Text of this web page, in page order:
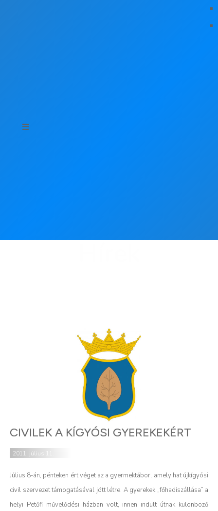
CIVILEK A KÍGYÓSI GYEREKEKÉRT
2011. július 11.
Július 8-án, pénteken ért véget az a gyermektábor, amely hat újkígyósi
civil szervezet támogatásával jött létre. A gyerekek „főhadiszállása” a
helyi Petőfi művelődési házban volt, innen indult útnak különböző